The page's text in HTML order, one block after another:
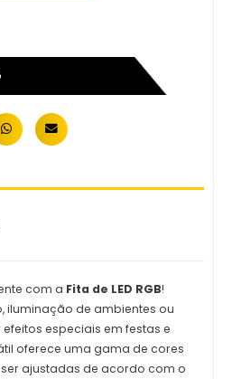
com a Fita de LED RGB!
iluminação de ambientes ou
especiais em festas e
oferece uma gama de cores
ajustadas de acordo com o